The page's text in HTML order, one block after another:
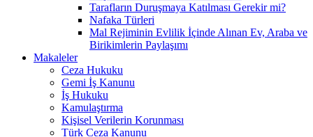
Tarafların Duruşmaya Katılması Gerekir mi?
Nafaka Türleri
Mal Rejiminin Evlilik İçinde Alınan Ev, Araba ve
Birikimlerin Paylaşımı
Makaleler
Ceza Hukuku
Gemi İş Kanunu
İş Hukuku
Kamulaştırma
Kişisel Verilerin Korunması
Türk Ceza Kanunu